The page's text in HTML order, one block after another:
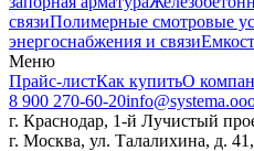
связиПолимерные смотровые
энергоснабжения и связи
Меню
Прайс-листКак купитьО
8 900 270-60-20
г. Краснодар, 1-й Лучистый
г. Москва, ул. Талалихина, д.